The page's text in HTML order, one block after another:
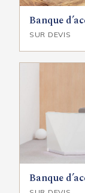
Banque
SUR DEVIS
Banque